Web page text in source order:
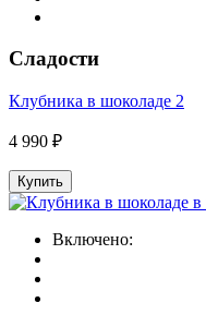
Сладости
Клубника в шоколаде 2
4 990 ₽
Купить
Включено: